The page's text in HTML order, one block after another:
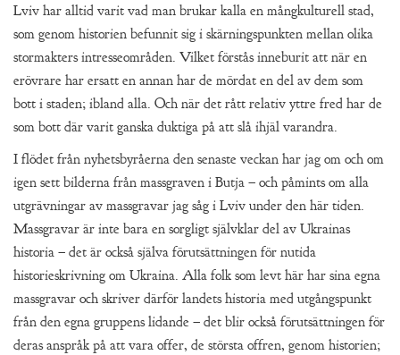
Lviv har alltid varit vad man brukar kalla en mångkulturell stad,
som genom historien befunnit sig i skärningspunkten mellan olika
stormakters intresseområden. Vilket förstås inneburit att när en
erövrare har ersatt en annan har de mördat en del av dem som
bott i staden; ibland alla. Och när det rått relativ yttre fred har de
som bott där varit ganska duktiga på att slå ihjäl varandra.
I flödet från nyhetsbyråerna den senaste veckan har jag om och om
igen sett bilderna från massgraven i Butja – och påmints om alla
utgrävningar av massgravar jag såg i Lviv under den här tiden.
Massgravar är inte bara en sorgligt självklar del av Ukrainas
historia – det är också själva förutsättningen för nutida
historieskrivning om Ukraina. Alla folk som levt här har sina egna
massgravar och skriver därför landets historia med utgångspunkt
från den egna gruppens lidande – det blir också förutsättningen för
deras anspråk på att vara offer, de största offren, genom historien;